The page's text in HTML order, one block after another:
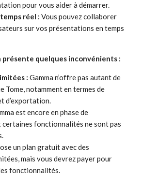
pour vous aider à démarrer.
réel : Vous pouvez collaborer
sur vos présentations en temps
présente quelques inconvénients :
: Gamma n’offre pas autant de
Tome, notamment en termes de
d’exportation.
est encore en phase de
certaines fonctionnalités ne sont pas
un plan gratuit avec des
mais vous devrez payer pour
fonctionnalités.